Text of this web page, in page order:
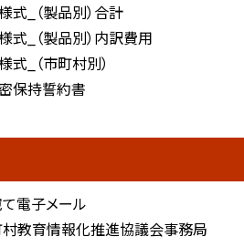
_（製品別）合計
_（製品別）内訳費用
_（市町村別）
保持誓約書
電子メール
教育情報化推進協議会事務局